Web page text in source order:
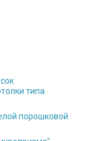
типа
порошковой